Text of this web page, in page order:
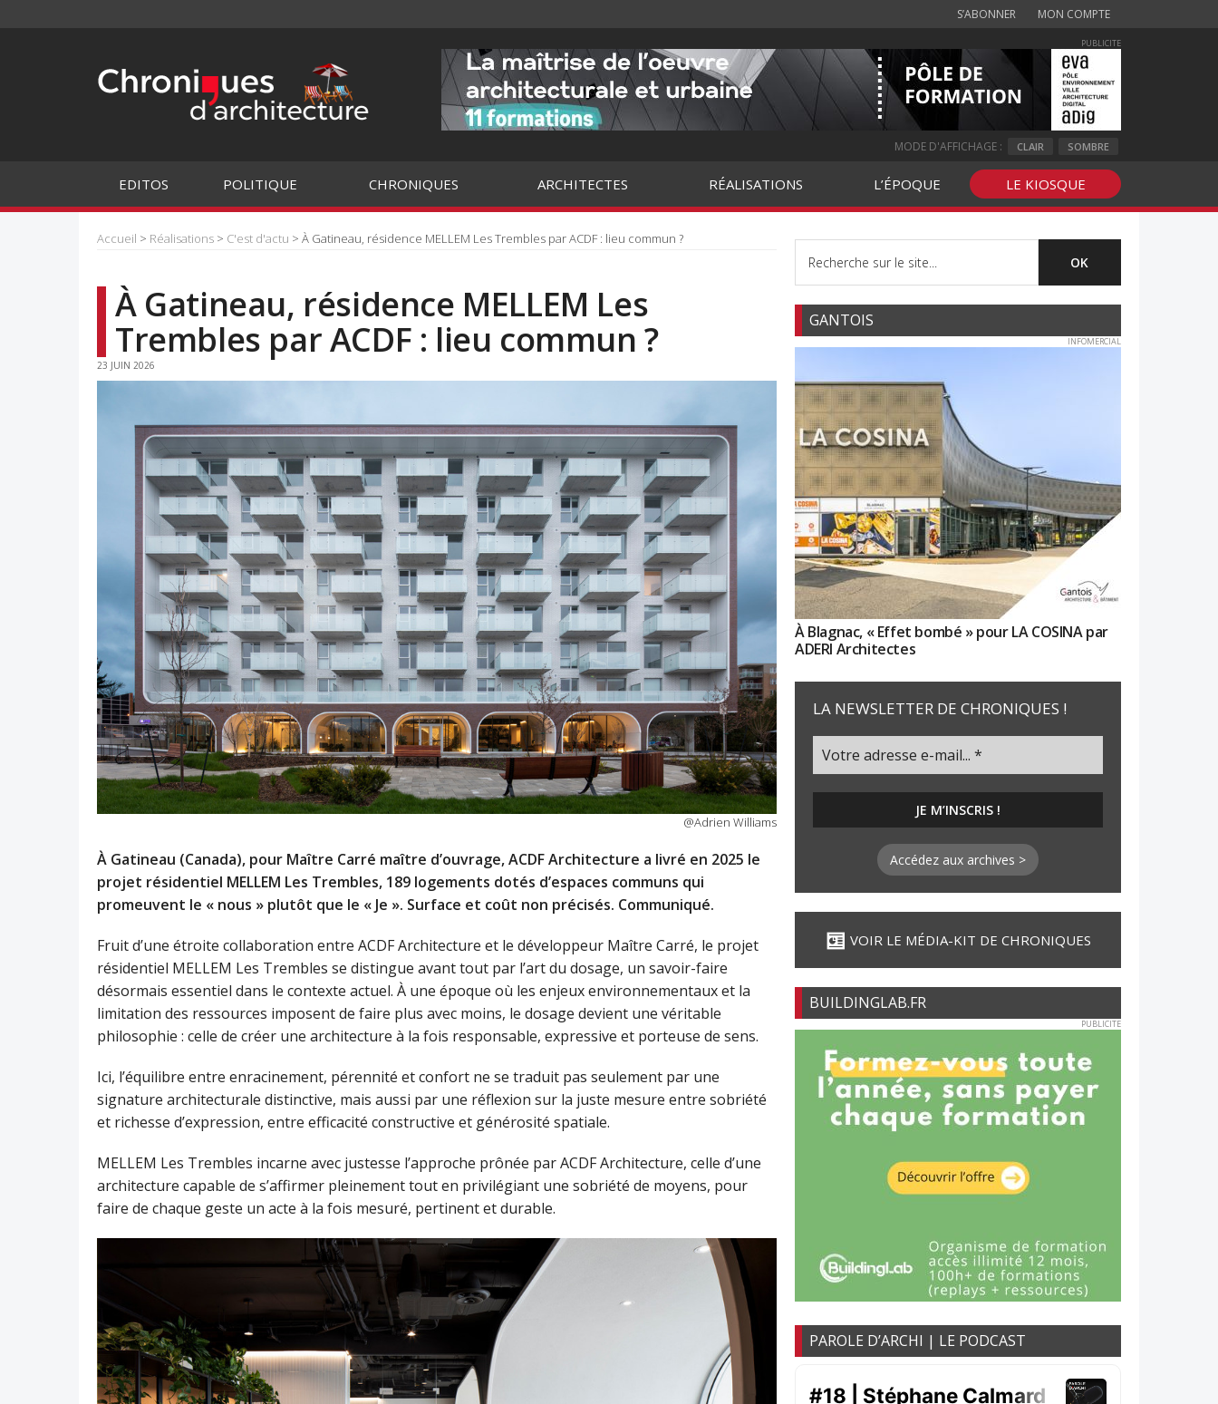
S’ABONNER MON COMPTE
PUBLICITE
MODE D'AFFICHAGE : CLAIR SOMBRE
EDITOS POLITIQUE CHRONIQUES ARCHITECTES RÉALISATIONS L’ÉPOQUE LE KIOSQUE
Accueil > Réalisations > C'est d'actu > À Gatineau, résidence MELLEM Les Trembles par ACDF : lieu commun ?
À Gatineau, résidence MELLEM Les
Trembles par ACDF : lieu commun ?
23 JUIN 2026
@Adrien Williams
À Gatineau (Canada), pour Maître Carré maître d’ouvrage, ACDF Architecture a livré en 2025 le
projet résidentiel MELLEM Les Trembles, 189 logements dotés d’espaces communs qui
promeuvent le « nous » plutôt que le « Je ». Surface et coût non précisés. Communiqué.
Fruit d’une étroite collaboration entre ACDF Architecture et le développeur Maître Carré, le projet
résidentiel MELLEM Les Trembles se distingue avant tout par l’art du dosage, un savoir-faire
désormais essentiel dans le contexte actuel. À une époque où les enjeux environnementaux et la
limitation des ressources imposent de faire plus avec moins, le dosage devient une véritable
philosophie : celle de créer une architecture à la fois responsable, expressive et porteuse de sens.
Ici, l’équilibre entre enracinement, pérennité et confort ne se traduit pas seulement par une
signature architecturale distinctive, mais aussi par une réflexion sur la juste mesure entre sobriété
et richesse d’expression, entre efficacité constructive et générosité spatiale.
MELLEM Les Trembles incarne avec justesse l’approche prônée par ACDF Architecture, celle d’une
architecture capable de s’affirmer pleinement tout en privilégiant une sobriété de moyens, pour
faire de chaque geste un acte à la fois mesuré, pertinent et durable.
GANTOIS
INFOMERCIAL
À Blagnac, « Effet bombé » pour LA COSINA par
ADERI Architectes
LA NEWSLETTER DE CHRONIQUES !
Accédez aux archives >
VOIR LE MÉDIA-KIT DE CHRONIQUES
BUILDINGLAB.FR
PUBLICITE
PAROLE D’ARCHI | LE PODCAST